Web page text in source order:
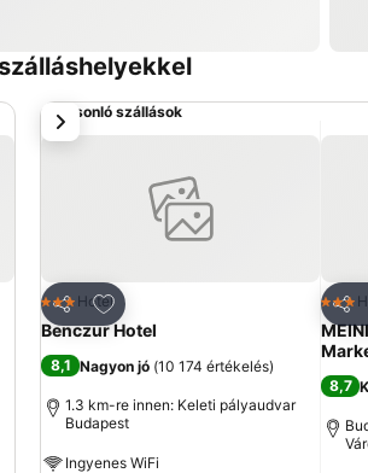
Hasonló szállások
Megosztás
Hozzáadás a kedvencekhez
3 Kategória
Hotel
Benczur Hotel
8,1 Nagyon jó (10 174 értékelés)
1.3 km-re innen: Keleti pályaudvar
Budapest
Ingyenes WiFi
3
8,7
következő